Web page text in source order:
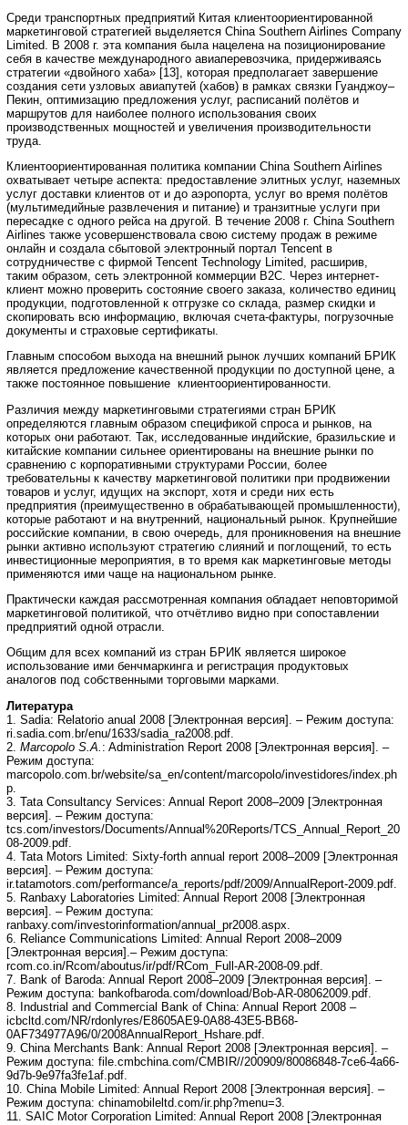
Среди транспортных предприятий Китая клиентоориентированной
маркетинговой стратегией выделяется China Southern Airlines Company
Limited. В 2008 г. эта компания была нацелена на позиционирование
себя в качестве международного авиаперевозчика, придерживаясь
стратегии «двойного хаба» [13], которая предполагает завершение
создания сети узловых авиапутей (хабов) в рамках связки Гуанджоу–
Пекин, оптимизацию предложения услуг, расписаний полётов и
маршрутов для наиболее полного использования своих
производственных мощностей и увеличения производительности
труда.
Клиентоориентированная политика компании China Southern Airlines
охватывает четыре аспекта: предоставление элитных услуг, наземных
услуг доставки клиентов от и до аэропорта, услуг во время полётов
(мультимедийные развлечения и питание) и транзитные услуги при
пересадке с одного рейса на другой. В течение 2008 г. China Southern
Airlines также усовершенствовала свою систему продаж в режиме
онлайн и создала сбытовой электронный портал Tencent в
сотрудничестве с фирмой Tencent Technology Limited, расширив,
таким образом, сеть электронной коммерции B2C. Через интернет-
клиент можно проверить состояние своего заказа, количество единиц
продукции, подготовленной к отгрузке со склада, размер скидки и
скопировать всю информацию, включая счета-фактуры, погрузочные
документы и страховые сертификаты.
Главным способом выхода на внешний рынок лучших компаний БРИК
является предложение качественной продукции по доступной цене, а
также постоянное повышение клиентоориентированности.
Различия между маркетинговыми стратегиями стран БРИК
определяются главным образом спецификой спроса и рынков, на
которых они работают. Так, исследованные индийские, бразильские и
китайские компании сильнее ориентированы на внешние рынки по
сравнению с корпоративными структурами России, более
требовательны к качеству маркетинговой политики при продвижении
товаров и услуг, идущих на экспорт, хотя и среди них есть
предприятия (преимущественно в обрабатывающей промышленности),
которые работают и на внутренний, национальный рынок. Крупнейшие
российские компании, в свою очередь, для проникновения на внешние
рынки активно используют стратегию слияний и поглощений, то есть
инвестиционные мероприятия, в то время как маркетинговые методы
применяются ими чаще на национальном рынке.
Практически каждая рассмотренная компания обладает неповторимой
маркетинговой политикой, что отчётливо видно при сопоставлении
предприятий одной отрасли.
Общим для всех компаний из стран БРИК является широкое
использование ими бенчмаркинга и регистрация продуктовых
аналогов под собственными торговыми марками.
Литература
1. Sadia: Relatorio anual 2008 [Электронная версия]. – Режим доступа:
ri.sadia.com.br/enu/1633/sadia_ra2008.pdf.
2. Marcopolo S.A. : Administration Report 2008 [Электронная версия]. –
Режим доступа:
marcopolo.com.br/website/sa_en/content/marcopolo/investidores/index.ph
p.
3. Tata Consultancy Services: Annual Report 2008–2009 [Электронная
версия]. – Режим доступа:
tcs.com/investors/Documents/Annual%20Reports/TCS_Annual_Report_20
08-2009.pdf.
4. Tata Motors Limited: Sixty-forth annual report 2008–2009 [Электронная
версия]. – Режим доступа:
ir.tatamotors.com/performance/a_reports/pdf/2009/AnnualReport-2009.pdf.
5. Ranbaxy Laboratories Limited: Annual Report 2008 [Электронная
версия]. – Режим доступа:
ranbaxy.com/investorinformation/annual_pr2008.aspx.
6. Reliance Communications Limited: Annual Report 2008–2009
[Электронная версия].– Режим доступа:
rcom.co.in/Rcom/aboutus/ir/pdf/RCom_Full-AR-2008-09.pdf.
7. Bank of Baroda: Annual Report 2008–2009 [Электронная версия]. –
Режим доступа: bankofbaroda.com/download/Bob-AR-08062009.pdf.
8. Industrial and Commercial Bank of China: Annual Report 2008 –
icbcltd.com/NR/rdonlyres/E8605AE9-0A88-43E5-BB68-
0AF734977A96/0/2008AnnualReport_Hshare.pdf.
9. China Merchants Bank: Annual Report 2008 [Электронная версия]. –
Режим доступа: file.cmbchina.com/CMBIR//200909/80086848-7ce6-4a66-
9d7b-9e97fa3fe1af.pdf.
10. China Mobile Limited: Annual Report 2008 [Электронная версия]. –
Режим доступа: chinamobileltd.com/ir.php?menu=3.
11. SAIC Motor Corporation Limited: Annual Report 2008 [Электронная